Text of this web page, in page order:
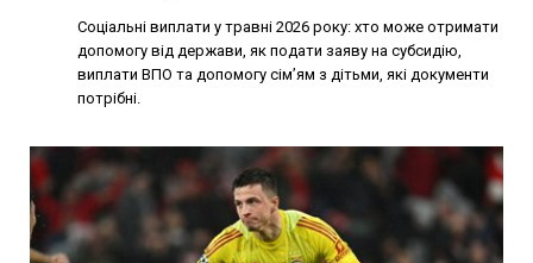
Соціальні виплати у травні 2026 року: хто може отримати
допомогу від держави, як подати заяву на субсидію,
виплати ВПО та допомогу сім’ям з дітьми, які документи
потрібні.